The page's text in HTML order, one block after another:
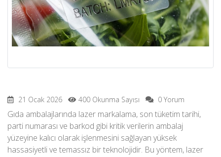
21 Ocak 2026 400 Okunma Sayısı 0 Yorum
Gıda ambalajlarında lazer markalama, son tüketim tarihi,
parti numarası ve barkod gibi kritik verilerin ambalaj
yüzeyine kalıcı olarak işlenmesini sağlayan yüksek
hassasiyetli ve temassız bir teknolojidir. Bu yöntem, lazer